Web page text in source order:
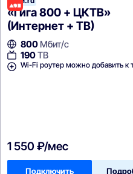
«Гига 800 + ЦКТВ»
(Интернет + ТВ)
800 Мбит/с
190ТВ
Wi-Fi роутер можно добавить к
1 550 ₽/мес
Подключить